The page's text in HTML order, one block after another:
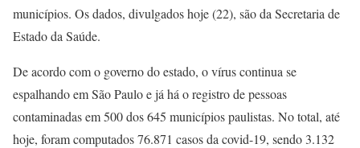
municípios. Os dados, divulgados hoje (22), são da Secretaria de
Estado da Saúde.
De acordo com o governo do estado, o vírus continua se
espalhando em São Paulo e já há o registro de pessoas
contaminadas em 500 dos 645 municípios paulistas. No total, até
hoje, foram computados 76.871 casos da covid-19, sendo 3.132